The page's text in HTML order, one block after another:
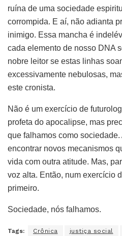
ruína de uma sociedade
corrompida. E aí, não adianta
inimigo. Essa mancha é
cada elemento de nosso DNA
nobre leitor se estas linhas
excessivamente nebulosas,
este cronista.
Não é um exercício de
profeta do apocalipse, mas
que falhamos como
encontrar novos mecanismos
vida com outra atitude. Mas,
voz alta. Então, num exercício
primeiro.
Sociedade, nós falhamos.
Tags: Crônica justiça social